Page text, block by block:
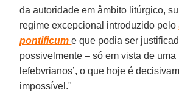
da autoridade em âmbito litúrgico,
regime excepcional introduzido pelo
pontificum e que podia ser
possivelmente – só em vista de uma
lefebvrianos’, o que hoje é
impossível."